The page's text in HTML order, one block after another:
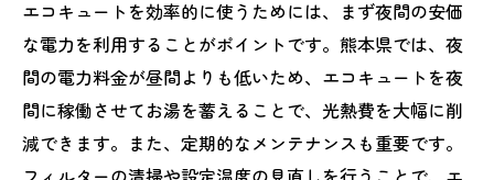
エコキュートを効率的に使うためには、まず夜間の安価
な電力を利用することがポイントです。熊本県では、夜
間の電力料金が昼間よりも低いため、エコキュートを夜
間に稼働させてお湯を蓄えることで、光熱費を大幅に削
減できます。また、定期的なメンテナンスも重要です。